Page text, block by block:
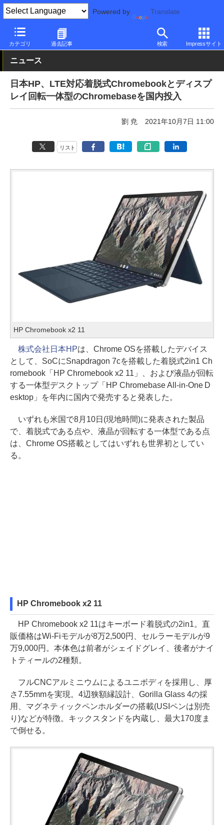
Powered by Translate
カテゴリ 過去記事 検索 Impressサイト
PC Watch パソコン/タブレット/スマートフォン HP
ニュース
日本HP、LTE対応着脱式Chromebookとディスプ
レイ回転一体型のChromebaseを国内投入
劉 尭 2021年10月7日 11:00
リスト
HP Chromebook x2 11
株式会社日本HPは、Chrome OSを搭載したデバイス
として、SoCにSnapdragon 7cを搭載した着脱式2in1 Ch
romebook「HP Chromebook x2 11」、および液晶が回転
する一体型デスクトップ「HP Chromebase All-in-One D
esktop」を年内に国内で発売すると発表した。
いずれも米国で8月10日(現地時間)に発表された製品
で、着脱式である点や、液晶が回転する一体型である点
は、Chrome OS搭載としてはいずれも世界初としてい
る。
HP Chromebook x2 11
HP Chromebook x2 11はキーボード着脱式の2in1。直
販価格はWi-Fiモデルが8万2,500円、セルラーモデルが9
万9,000円。本体色は前者がシェイドグレイ、後者がナイ
トティールの2種類。
フルCNCアルミニウムによるユニボディを採用し、厚
さ7.55mmを実現。4辺狭額縁設計、Gorilla Glass 4の採
用、マグネティックペンホルダーの搭載(USIペンは別売
り)などが特徴。キックスタンドを内蔵し、最大170度ま
で倒せる。